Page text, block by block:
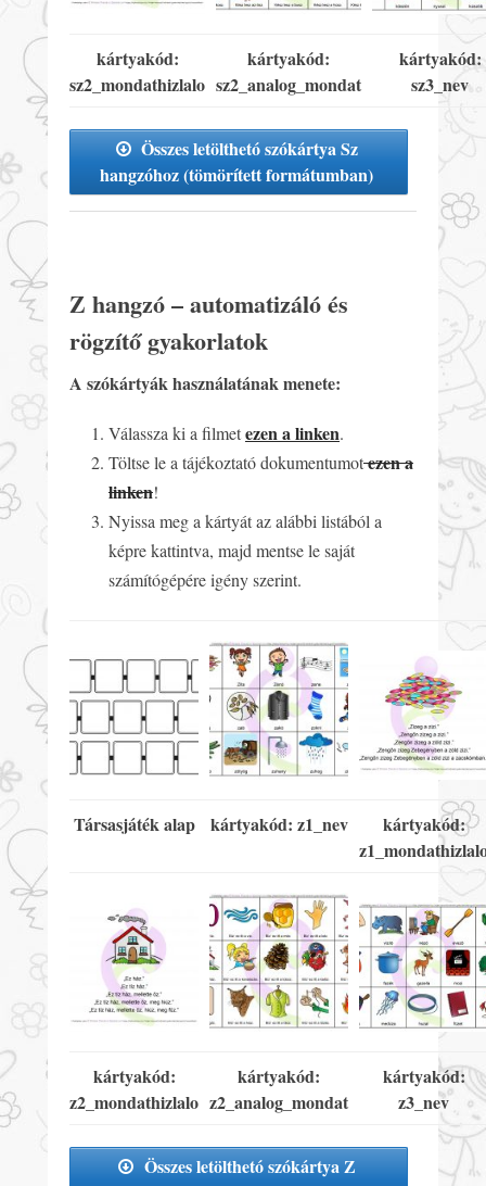
kártyakód:
sz2_mondathizlalo
kártyakód:
sz2_analog_mondat
kártyakód:
sz3_nev
Összes letölthetó szókártya Sz
hangzóhoz (tömörített formátumban)
Z hangzó – automatizáló és
rögzítő gyakorlatok
A szókártyák használatának menete:
Válassza ki a filmetezen a linken.
Töltse le a tájékoztató dokumentumotezen a
linken!
Nyissa meg a kártyát az alábbi listából a
képre kattintva, majd mentse le saját
számítógépére igény szerint.
Társasjáték alap kártyakód: z1_nev
kártyakód:
kártyakód:
z2_mondathizlalo
kártyakód:
z2_analog_mondat
kártyakód:
z3_nev
Összes letölthetó szókártya Z